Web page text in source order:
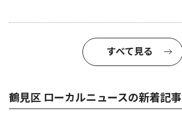
すべて見る
鶴見区 ローカルニュースの新着記事